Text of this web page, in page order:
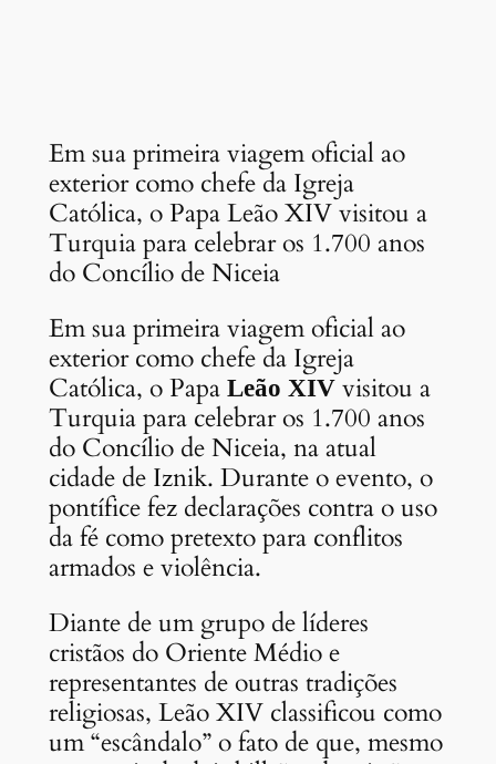
Em sua primeira viagem oficial ao
exterior como chefe da Igreja
Católica, o Papa Leão XIV visitou a
Turquia para celebrar os 1.700 anos
do Concílio de Niceia
Em sua primeira viagem oficial ao
exterior como chefe da Igreja
Católica, o Papa Leão XIVvisitou a
Turquia para celebrar os 1.700 anos
do Concílio de Niceia, na atual
cidade de Iznik. Durante o evento, o
pontífice fez declarações contra o uso
da fé como pretexto para conflitos
armados e violência.
Diante de um grupo de líderes
cristãos do Oriente Médio e
representantes de outras tradições
religiosas, Leão XIV classificou como
um “escândalo” o fato de que, mesmo